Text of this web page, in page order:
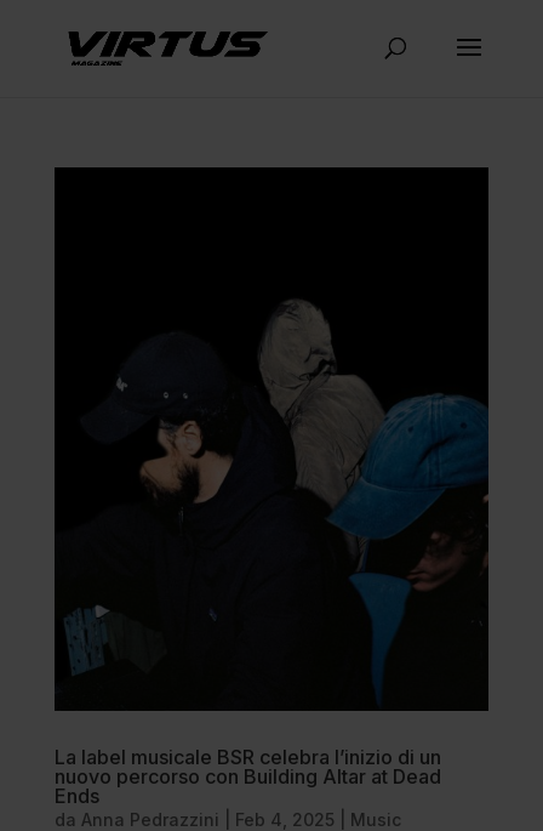
La label musicale BSR celebra l’inizio di un
nuovo percorso con Building Altar at Dead
Ends
da Anna Pedrazzini Feb 4, 2025 Music